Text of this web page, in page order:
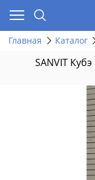
Главная Каталог
SANVIT